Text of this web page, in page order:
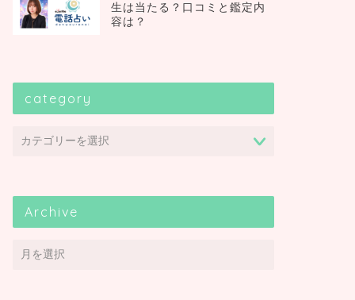
生は当たる？口コミと鑑定内
容は？
category
Archive